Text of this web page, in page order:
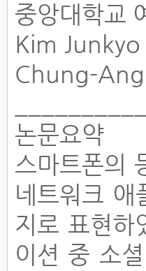
중앙대학교
Kim
Chung-
논문요약
스마트폰의
네트워크 애
지로 표현하
이션 중 소